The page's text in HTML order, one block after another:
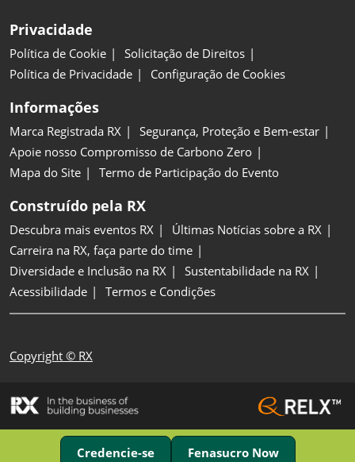
Privacidade
Política de Cookie
Solicitação de Direitos
Política de Privacidade
Configuração de Cookies
Informações
Marca Registrada RX
Segurança, Proteção e Bem-estar
Apoie nosso Compromisso de Carbono Zero
Mapa do Site
Termo de Participação do Evento
Construído pela RX
Descubra mais eventos RX
Últimas Notícias sobre a RX
Carreira na RX, faça parte do time
Diversidade e Inclusão na RX
Sustentabilidade na RX
Acessibilidade
Termos e Condições
Copyright © RX
Credencie-se Fenasucro Now